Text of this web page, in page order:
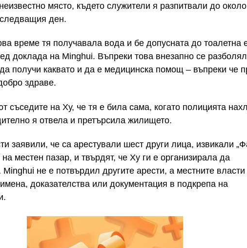
място, където служители я разпитвали до
ден.
време тя получавала вода и бе допусната до тоалетна
доклада на Minghui. Въпреки това внезапно се
получи каквато и да е медицинска помощ – въпреки че
здраве.
съседите на Ху, че тя е била сама, когато полицията
я отвела и претърсила жилището.
заявили, че са арестували шест други лица, извикали
местен пазар, и твърдят, че Ху ги е организирала да
Minghui не е потвърдил другите арести, а местните
доказателства или документация в подкрепа на